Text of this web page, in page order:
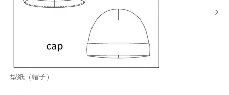
型紙（帽子）